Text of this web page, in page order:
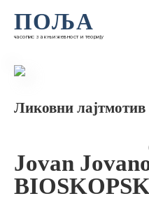
ПОЉА
часопис за књижевност и теорију
Ликовни лајтмотив
Jovan